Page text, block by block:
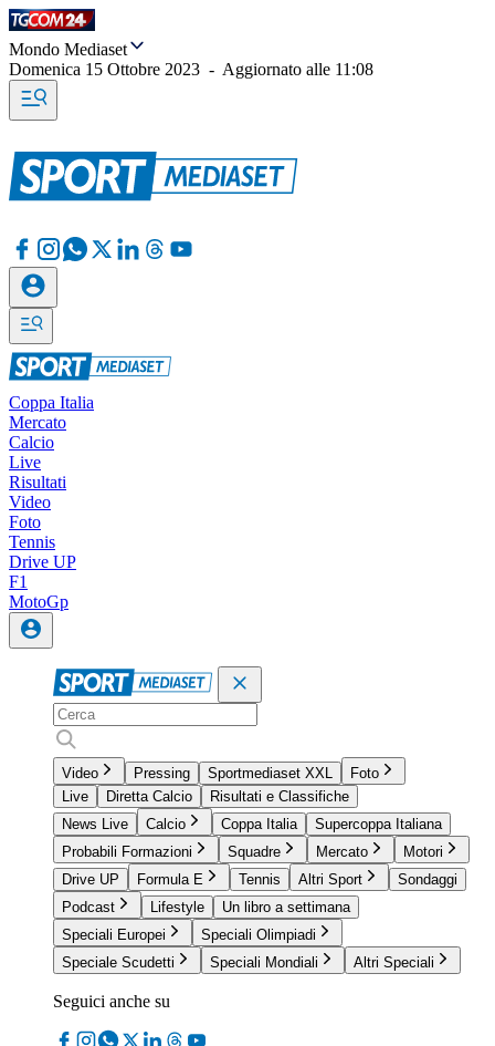
Mondo Mediaset
Domenica 15 Ottobre 2023 - Aggiornato alle 11:08
Coppa Italia
Mercato
Calcio
Live
Risultati
Video
Foto
Tennis
Drive UP
F1
MotoGp
Video Pressing Sportmediaset XXL
Foto
Live
Diretta Calcio
Risultati e Classifiche
News Live
Calcio Coppa Italia
Supercoppa Italiana
Probabili Formazioni
Squadre Mercato
Motori
Drive UP
Formula E Tennis Altri Sport
Sondaggi
Podcast
Lifestyle
Un libro a settimana
Speciali Europei
Speciali Olimpiadi
Speciale Scudetti
Speciali Mondiali Altri Speciali
Seguici anche su